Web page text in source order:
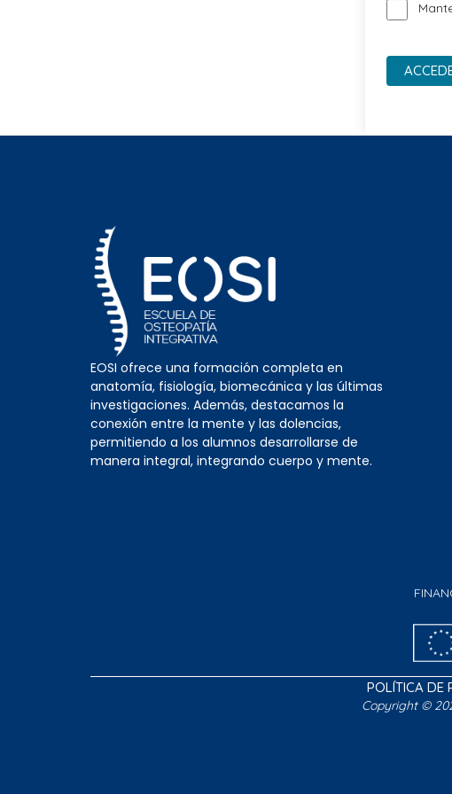
EOSI ofrece una formación completa en
anatomía, fisiología, biomecánica y las últimas
investigaciones. Además, destacamos la
conexión entre la mente y las dolencias,
permitiendo a los alumnos desarrollarse de
manera integral, integrando cuerpo y mente.
POLÍTICA DE
Copyright ©